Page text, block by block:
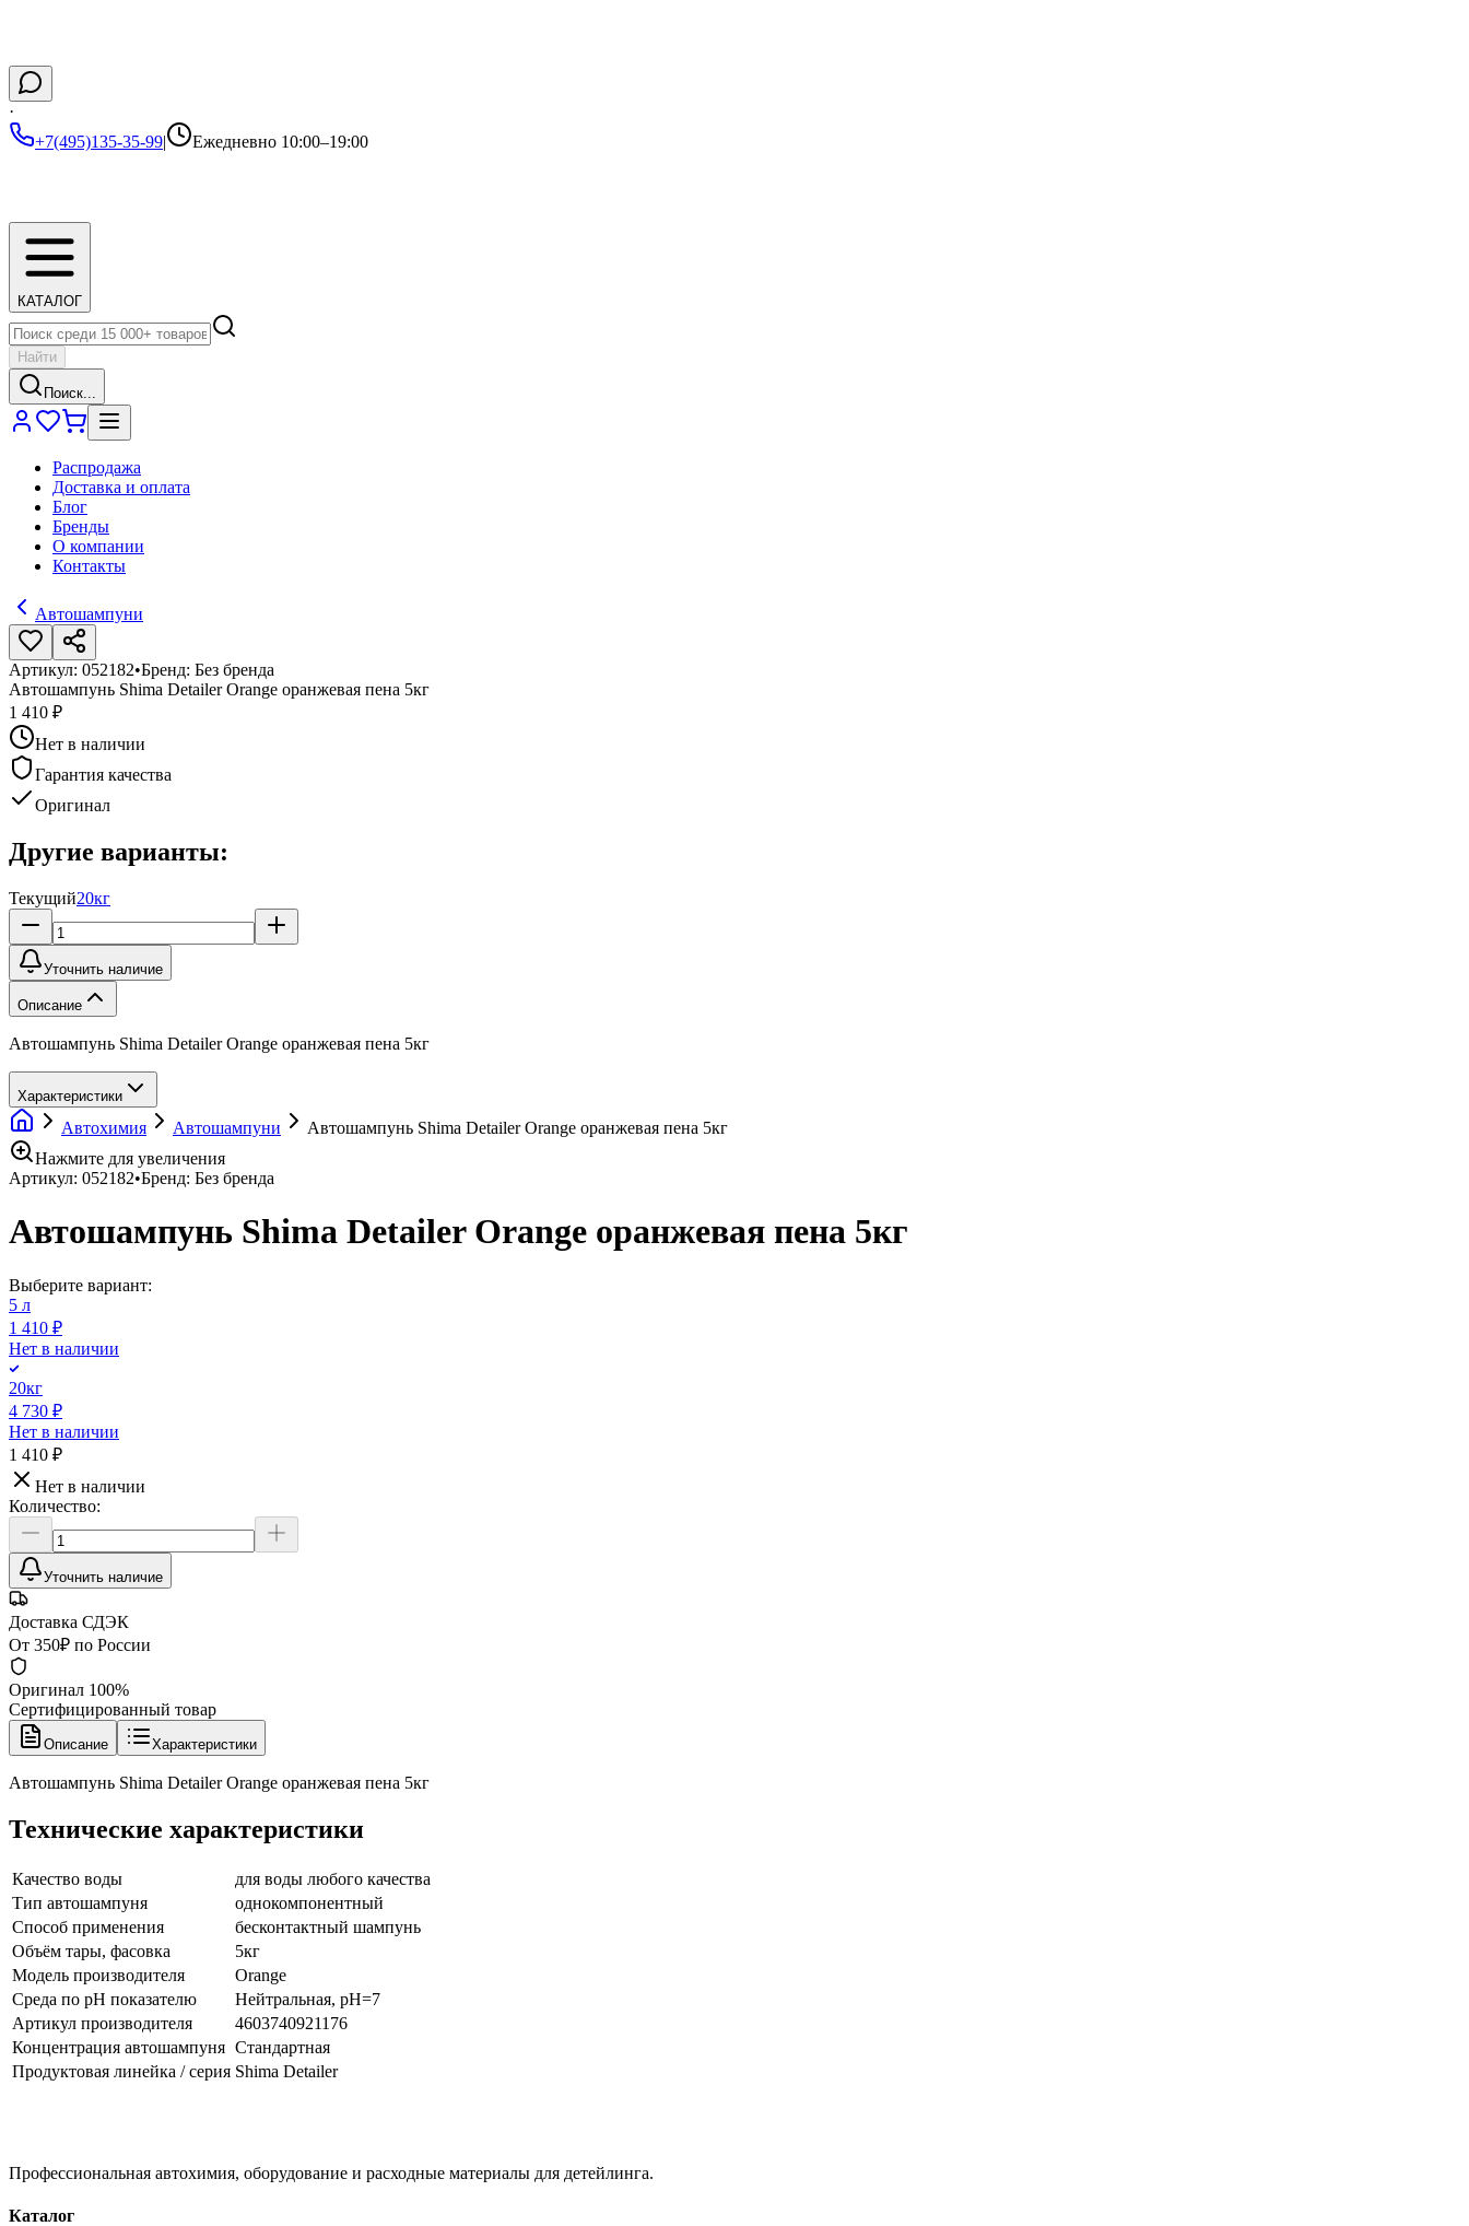
·
+7(495)135-35-99| Ежедневно 10:00–19:00
КАТАЛОГ
Найти
Поиск...
Распродажа
Доставка и оплата
Блог
Бренды
О компании
Контакты
Автошампуни
Артикул: 052182•Бренд: Без бренда
Автошампунь Shima Detailer Orange оранжевая пена 5кг
1 410 ₽
Нет в наличии
Гарантия качества
Оригинал
Другие варианты:
Текущий20кг
Уточнить наличие
Описание
Автошампунь Shima Detailer Orange оранжевая пена 5кг
Характеристики
Автохимия Автошампуни
Автошампунь Shima Detailer Orange оранжевая пена 5кг
Нажмите для увеличения
Артикул: 052182•Бренд: Без бренда
Автошампунь Shima Detailer Orange оранжевая пена 5кг
Выберите вариант:
5 л
1 410 ₽
Нет в наличии
20кг
4 730 ₽
Нет в наличии
1 410 ₽
Нет в наличии
Количество:
Уточнить наличие
Доставка СДЭК
От 350₽ по России
Оригинал 100%
Сертифицированный товар
Описание Характеристики
Автошампунь Shima Detailer Orange оранжевая пена 5кг
Технические характеристики
Качество воды
для воды любого качества
Тип автошампуня
однокомпонентный
Способ применения
бесконтактный шампунь
Объём тары, фасовка
5кг
Модель производителя
Orange
Среда по pH показателю
Нейтральная, pH=7
Артикул производителя
4603740921176
Концентрация автошампуня Стандартная
Продуктовая линейка / серия Shima Detailer
Профессиональная автохимия, оборудование и расходные материалы для детейлинга.
Каталог